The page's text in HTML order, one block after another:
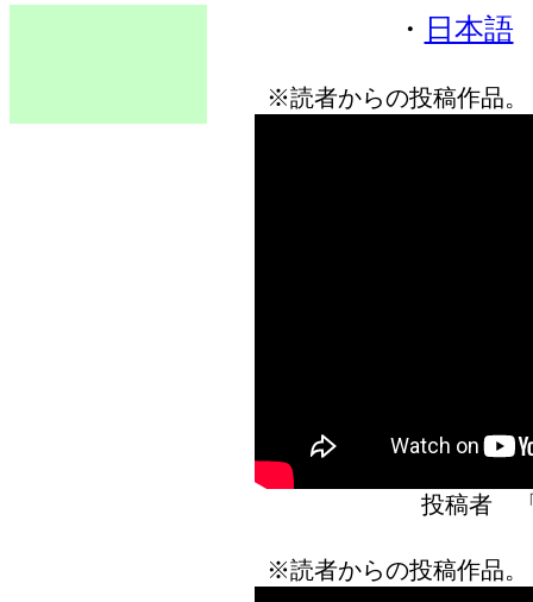
・ 日本語
※読者からの投稿作品
投稿者
※読者からの投稿作品